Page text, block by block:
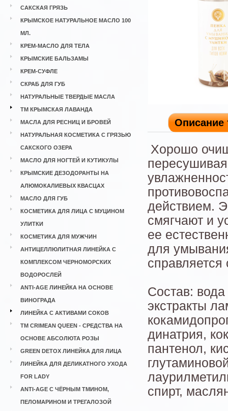
САКСКАЯ ГРЯЗЬ
КРЫМСКОЕ НАТУРАЛЬНОЕ МАСЛО 100
МЛ.
КРЕМ-МАСЛО ДЛЯ ТЕЛА
КРЫМСКИЕ БАЛЬЗАМЫ
КРЕМ-СУФЛЕ
СКРАБ ДЛЯ ГУБ
НАТУРАЛЬНЫЕ ТВЕРДЫЕ МАСЛА
ТМ КРЫМСКАЯ ЛАВАНДА
МАСЛА ДЛЯ РЕСНИЦ И БРОВЕЙ
НАТУРАЛЬНАЯ КОСМЕТИКА С ГРЯЗЬЮ
САКСКОГО ОЗЕРА
МАСЛО ДЛЯ НОГТЕЙ И КУТИКУЛЫ
КРЫМСКИЕ ДЕЗОДОРАНТЫ НА
АЛЮМОКАЛИЕВЫХ КВАСЦАХ
МАСЛО ДЛЯ ГУБ
КОСМЕТИКА ДЛЯ ЛИЦА С МУЦИНОМ
УЛИТКИ
КОСМЕТИКА ДЛЯ МУЖЧИН
АНТИЦЕЛЛЮЛИТНАЯ ЛИНЕЙКА С
КОМПЛЕКСОМ ЧЕРНОМОРСКИХ
ВОДОРОСЛЕЙ
ANTI-AGE ЛИНЕЙКА НА ОСНОВЕ
ВИНОГРАДА
ЛИНЕЙКА С АКТИВАМИ СОКОВ
ТМ CRIMEAN QUEEN - СРЕДСТВА НА
ОСНОВЕ АБСОЛЮТА РОЗЫ
GREEN DETOX ЛИНЕЙКА ДЛЯ ЛИЦА
ЛИНЕЙКА ДЛЯ ДЕЛИКАТНОГО УХОДА
FOR LADY
ANTI-AGE С ЧЁРНЫМ ТМИНОМ,
ПЕЛОМАРИНОМ И ТРЕГАЛОЗОЙ
Описание
Хорошо
действием.
смягчают и
ее
для
Состав:
экстракты
динатрия,
пантенол,
спирт,